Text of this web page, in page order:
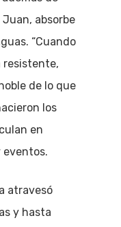
absorbe
“Cuando
resistente,
de lo que
los
en
eventos.
atravesó
y hasta